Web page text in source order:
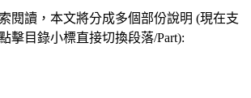
閱讀，本文將分成多個部份說明 (現在支
擊目錄小標直接切換段落/Part):